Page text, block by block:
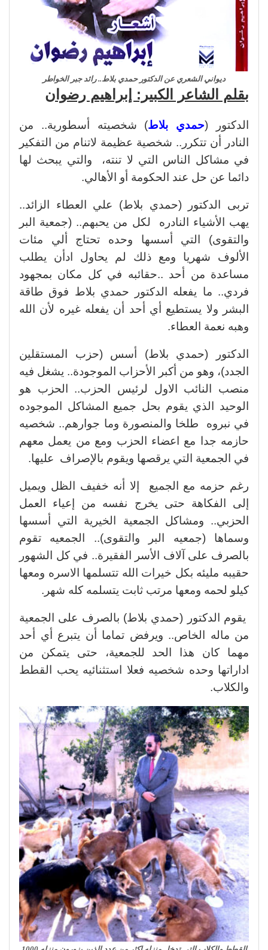
ديواني الشعري عن الدكتور حمدي بلاط.. رائد جبر الخواطر
بقلم الشاعر الكبير: إبراهيم رضوان
الدكتور (حمدي بلاط) شخصيته أسطورية.. من
النادر أن تتكرر.. شخصية عظيمة لاتنام من التفكير
في مشاكل الناس التي لا تنته، والتي يبحث لها
دائما عن حل عند الحكومة أو الأهالي.
تربى الدكتور (حمدي بلاط) علي العطاء الزائد..
يهب الأشياء النادره لكل من يحبهم.. (جمعية البر
والتقوى) التي أسسها وحده تحتاج ألي مئات
الألوف شهريا ومع ذلك لم يحاول ادأن يطلب
مساعدة من أحد ..حقائبه في كل مكان بمجهود
فردي.. ما يفعله الدكتور حمدي بلاط فوق طاقة
البشر ولا يستطيع أي أحد أن يفعله غيره لأن الله
وهبه نعمة العطاء.
الدكتور (حمدي بلاط) أسس (حزب المستقلين
الجدد)، وهو من أكبر الأحزاب الموجودة.. يشغل فيه
منصب النائب الاول لرئيس الحزب.. الحزب هو
الوحيد الذي يقوم بحل جميع المشاكل الموجوده
في نبروه طلخا والمنصورة وما جوارهم.. شخصيه
حازمه جدا مع اعضاء الحزب ومع من يعمل معهم
في الجمعية التي يرقصها ويقوم بالإصراف عليها.
رغم حزمه مع الجميع إلا أنه خفيف الظل ويميل
إلى الفكاهة حتى يخرج نفسه من إعياء العمل
الحزبي.. ومشاكل الجمعية الخيرية التي أسسها
وسماها (جمعيه البر والتقوى).. الجمعيه تقوم
بالصرف على آلاف الأسر الفقيرة.. في كل الشهور
حقيبه مليئه بكل خيرات الله تتسلمها الاسره ومعها
كيلو لحمه ومعها مرتب ثابت يتسلمه كله شهر.
يقوم الدكتور (حمدي بلاط) بالصرف على الجمعية
من ماله الخاص.. ويرفض تماما أن يتبرع أي أحد
مهما كان هذا الحد للجمعية، حتى يتمكن من
اداراتها وحده شخصيه فعلا استثنائيه يحب القطط
والكلاب.